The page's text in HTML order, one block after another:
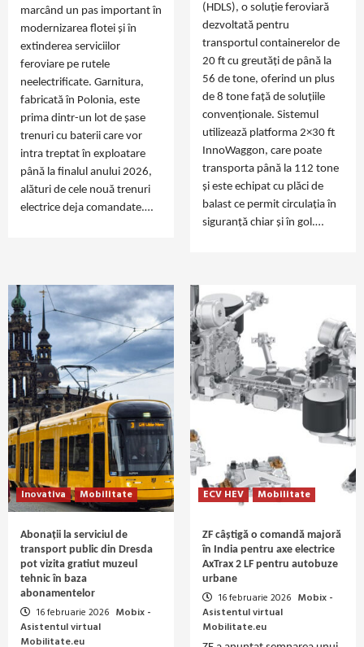
marcând un pas important în
modernizarea flotei și în
extinderea serviciilor
feroviare pe rutele
neelectrificate. Garnitura,
fabricată în Polonia, este
prima dintr-un lot de șase
trenuri cu baterii care vor
intra treptat în exploatare
până la finalul anului 2026,
alături de cele nouă trenuri
electrice deja comandate.…
(HDLS), o soluție feroviară
dezvoltată pentru
transportul containerelor de
20 ft cu greutăți de până la
56 de tone, oferind un plus
de 8 tone față de soluțiile
convenționale. Sistemul
utilizează platforma 2×30 ft
InnoWaggon, care poate
transporta până la 112 tone
și este echipat cu plăci de
balast ce permit circulația în
siguranță chiar și în gol.…
Inovativa Mobilitate
Abonații la serviciul de
transport public din Dresda
pot vizita gratiut muzeul
tehnic în baza
abonamentelor
16 februarie 2026 Mobix -
Asistentul virtual
Mobilitate.eu
ECV HEV Mobilitate
ZF câștigă o comandă majoră
în India pentru axe electrice
AxTrax 2 LF pentru autobuze
urbane
16 februarie 2026 Mobix -
Asistentul virtual
Mobilitate.eu